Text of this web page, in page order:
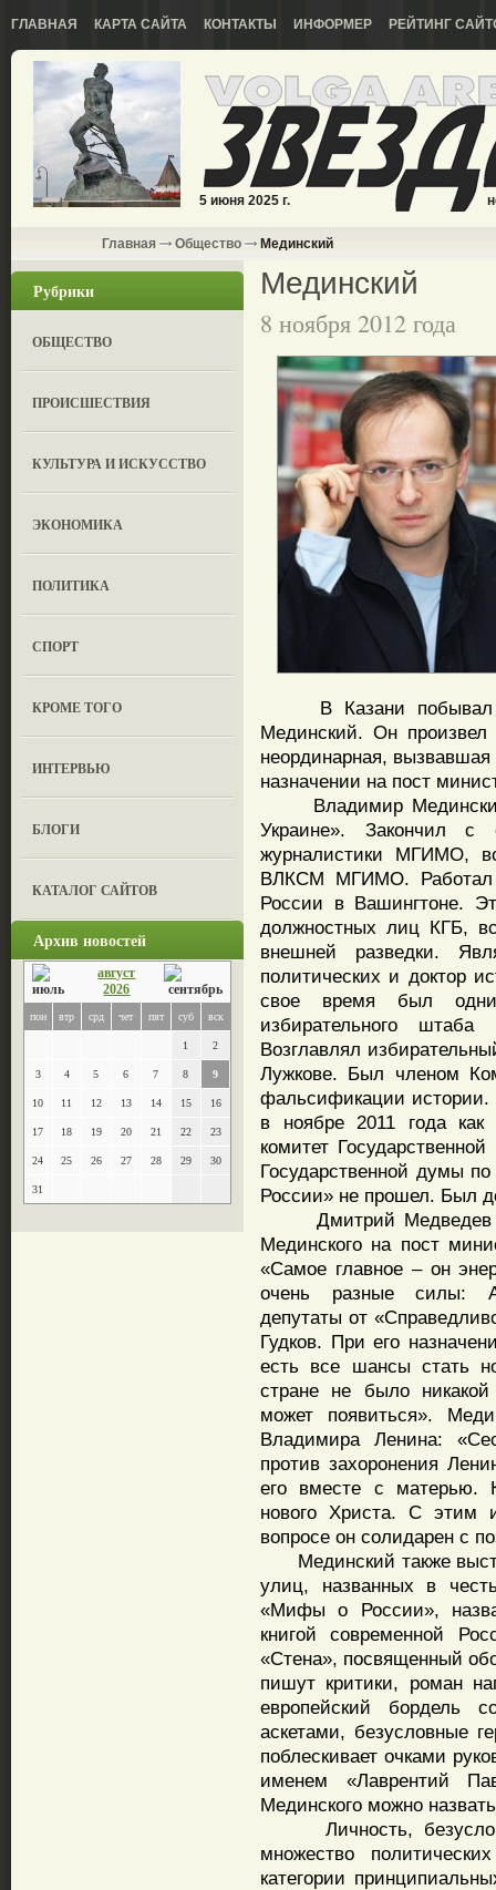
ГЛАВНАЯ КАРТА САЙТА КОНТАКТЫ ИНФОРМЕР РЕЙТИНГ
5 июня 2025 г.
Главная Общество Мединский
Рубрики
ОБЩЕСТВО
ПРОИСШЕСТВИЯ
КУЛЬТУРА И ИСКУССТВО
ЭКОНОМИКА
ПОЛИТИКА
СПОРТ
КРОМЕ ТОГО
ИНТЕРВЬЮ
БЛОГИ
КАТАЛОГ САЙТОВ
Архив новостей
август
2026
пон втр срд чет пят суб вск
1 2
3 4 5 6 7 8 9
10 11 12 13 14 15 16
17 18 19 20 21 22 23
24 25 26 27 28 29 30
31
Мединский
8 ноября 2012 года
В Казани побывал
Мединский. Он произвел
неординарная,
назначении на пост
Владимир Мединский
Украине». Закончил с
журналистики МГИМО,
ВЛКСМ МГИМО. Работал
России в Вашингтоне.
должностных лиц КГБ,
внешней разведки.
политических и доктор
свое время был
избирательного
Возглавлял
Лужкове. Был членом
фальсификации истории.
в ноябре 2011 года
комитет
Государственной думы
России» не прошел. Был
Дмитрий Медведев
Мединского на пост
«Самое главное – он
очень разные силы:
депутаты от
Гудков. При его
есть все шансы стать
стране не было
может появиться».
Владимира Ленина:
против захоронения
его вместе с матерью.
нового Христа. С этим
вопросе он солидарен с
Мединский также
улиц, названных в
«Мифы о России»,
книгой современной
«Стена», посвященный
пишут критики, роман
европейский бордель
аскетами, безусловные
поблескивает очками
именем «Лаврентий
Мединского можно
Личность,
множество
категории